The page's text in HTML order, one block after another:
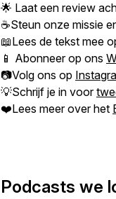
🌟 Laat een review
☕Steun onze missie
📖Lees de tekst mee
📱 Abonneer op ons
📷Volg ons op
💡Schrijf je in voor
❤️Lees meer over het
Podcasts we